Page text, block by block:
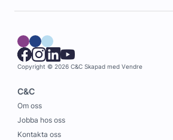
Copyright © 2026 C&C Skapad med Vendre
C&C
Om oss
Jobba hos oss
Kontakta oss